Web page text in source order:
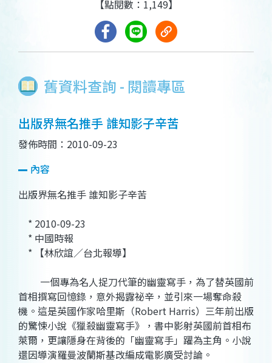
舊資料查詢 - 閱讀專區
【點閱數：1,149】
出版界無名推手 誰知影子辛苦
發佈時間：2010-09-23
內容
出版界無名推手 誰知影子辛苦
* 2010-09-23
* 中國時報
* 【林欣誼／台北報導】
一個專為名人捉刀代筆的幽靈寫手，為了替英國前
首相撰寫回憶錄，意外揭露祕辛，並引來一場奪命殺
機。這是英國作家哈里斯（Robert Harris）三年前出版
的驚悚小說《獵殺幽靈寫手》，書中影射英國前首相布
萊爾，更讓隱身在背後的「幽靈寫手」躍為主角。小說
還因導演羅曼波蘭斯基改編成電影廣受討論。